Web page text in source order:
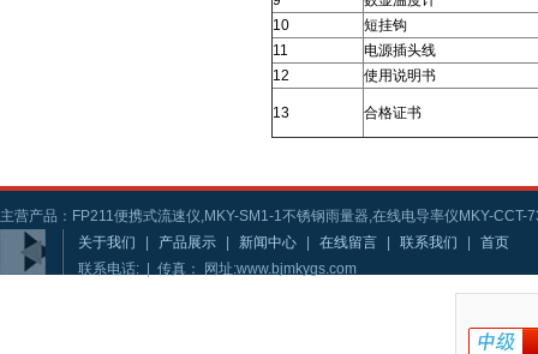
10
短挂钩
11
电源插头线
12
使用说明书
13 合格证书
主营产品：FP211便携式流速仪,MKY-SM1-1不锈钢雨量器,在线电导率仪MKY-CCT-
关于我们
产品展示 新闻中心 在线留言 联系我们
首页
联系电话: | 传真： 网址:www.bjmkygs.com